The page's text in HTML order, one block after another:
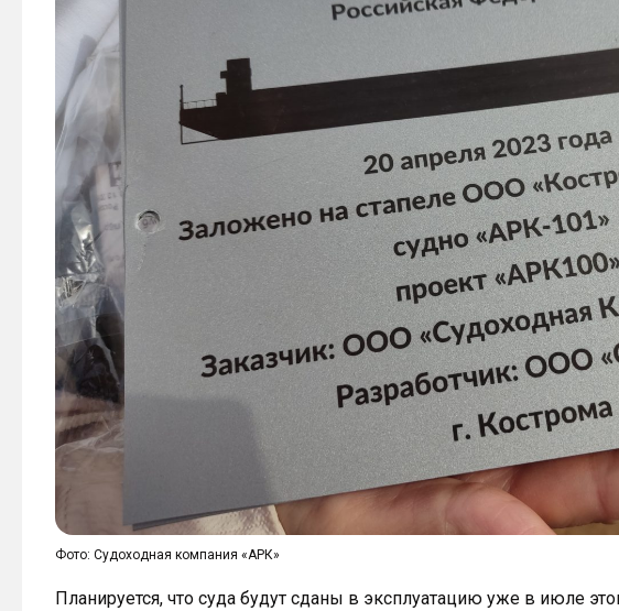
Фото: Судоходная компания «АРК»
Планируется, что суда будут сданы в эксплуатацию уже в июле